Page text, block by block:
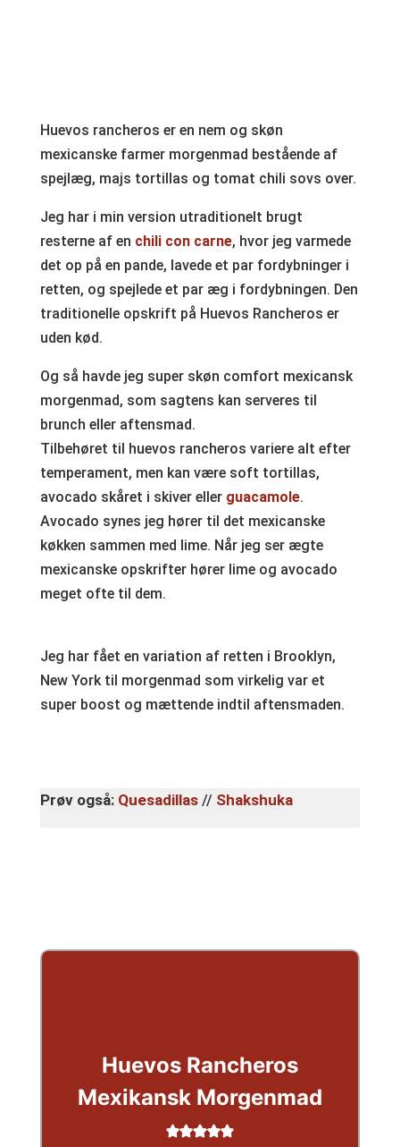
Huevos rancheros er en nem og skøn
mexicanske farmer morgenmad bestående af
spejlæg, majs tortillas og tomat chili sovs over.
Jeg har i min version utraditionelt brugt
resterne af en chili con carne, hvor jeg varmede
det op på en pande, lavede et par fordybninger i
retten, og spejlede et par æg i fordybningen. Den
traditionelle opskrift på Huevos Rancheros er
uden kød.
Og så havde jeg super skøn comfort mexicansk
morgenmad, som sagtens kan serveres til
brunch eller aftensmad.
Tilbehøret til huevos rancheros variere alt efter
temperament, men kan være soft tortillas,
avocado skåret i skiver eller guacamole.
Avocado synes jeg hører til det mexicanske
køkken sammen med lime. Når jeg ser ægte
mexicanske opskrifter hører lime og avocado
meget ofte til dem.
Jeg har fået en variation af retten i Brooklyn,
New York til morgenmad som virkelig var et
super boost og mættende indtil aftensmaden.
Prøv også: Quesadillas// Shakshuka
Huevos Rancheros
Mexikansk Morgenmad